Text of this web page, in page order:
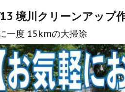
境川クリーンアップ
一度 15kmの大掃除